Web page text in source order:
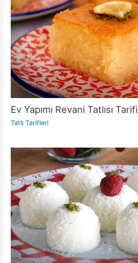
Ev Yapımı Revani Tatlısı Tarifi
Tatlı Tarifleri